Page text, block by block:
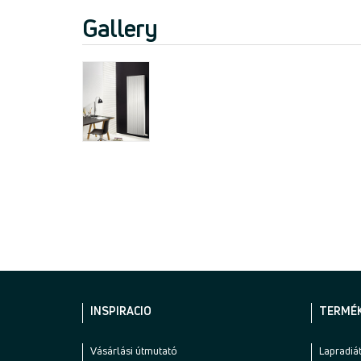
Gallery
INSPIRACIO
Vásárlási útmutató